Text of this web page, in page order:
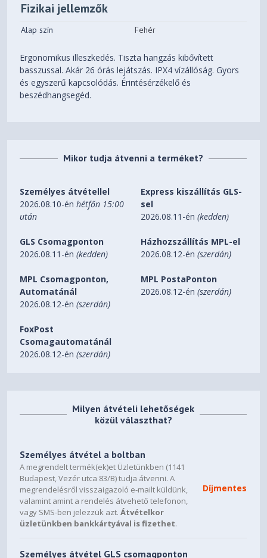
Fizikai jellemzők
Alap szín Fehér
Ergonomikus illeszkedés. Tiszta hangzás kibővített
basszussal. Akár 26 órás lejátszás. IPX4 vízállóság. Gyors
és egyszerű kapcsolódás. Érintésérzékelő és
beszédhangsegéd.
Mikor tudja átvenni a terméket?
Személyes átvétellel
2026.08.10-énhétfőn 15:00
után
Express kiszállítás GLS-
sel
2026.08.11-én(kedden)
GLS Csomagponton
2026.08.11-én(kedden)
Házhozszállítás MPL-el
2026.08.12-én(szerdán)
MPL Csomagponton,
Automatánál
2026.08.12-én(szerdán)
MPL PostaPonton
2026.08.12-én(szerdán)
FoxPost
Csomagautomatánál
2026.08.12-én(szerdán)
Milyen átvételi lehetőségek
közül választhat?
Személyes átvétel a boltban
A megrendelt termék(ek)et Üzletünkben (1141
Budapest, Vezér utca 83/B) tudja átvenni. A
megrendelésről visszaigazoló e-mailt küldünk,
valamint amint a rendelés átvehető telefonon,
vagy SMS-ben jelezzük azt.Átvételkor
üzletünkben bankkártyával is fizethet.
Díjmentes
Személyes átvétel GLS csomagponton